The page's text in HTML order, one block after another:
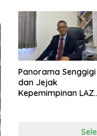
Panorama Senggigi
dan Jejak
Kepemimpinan LAZ